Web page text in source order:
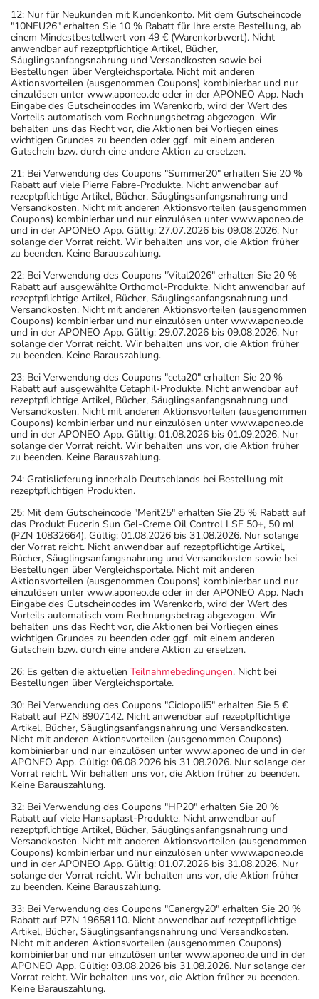
12: Nur für Neukunden mit Kundenkonto. Mit dem Gutscheincode
"10NEU26" erhalten Sie 10 % Rabatt für Ihre erste Bestellung, ab
einem Mindestbestellwert von 49 € (Warenkorbwert). Nicht
anwendbar auf rezeptpflichtige Artikel, Bücher,
Säuglingsanfangsnahrung und Versandkosten sowie bei
Bestellungen über Vergleichsportale. Nicht mit anderen
Aktionsvorteilen (ausgenommen Coupons) kombinierbar und nur
einzulösen unter www.aponeo.de oder in der APONEO App. Nach
Eingabe des Gutscheincodes im Warenkorb, wird der Wert des
Vorteils automatisch vom Rechnungsbetrag abgezogen. Wir
behalten uns das Recht vor, die Aktionen bei Vorliegen eines
wichtigen Grundes zu beenden oder ggf. mit einem anderen
Gutschein bzw. durch eine andere Aktion zu ersetzen.
21: Bei Verwendung des Coupons "Summer20" erhalten Sie 20 %
Rabatt auf viele Pierre Fabre-Produkte. Nicht anwendbar auf
rezeptpflichtige Artikel, Bücher, Säuglingsanfangsnahrung und
Versandkosten. Nicht mit anderen Aktionsvorteilen (ausgenommen
Coupons) kombinierbar und nur einzulösen unter www.aponeo.de
und in der APONEO App. Gültig: 27.07.2026 bis 09.08.2026. Nur
solange der Vorrat reicht. Wir behalten uns vor, die Aktion früher
zu beenden. Keine Barauszahlung.
22: Bei Verwendung des Coupons "Vital2026" erhalten Sie 20 %
Rabatt auf ausgewählte Orthomol-Produkte. Nicht anwendbar auf
rezeptpflichtige Artikel, Bücher, Säuglingsanfangsnahrung und
Versandkosten. Nicht mit anderen Aktionsvorteilen (ausgenommen
Coupons) kombinierbar und nur einzulösen unter www.aponeo.de
und in der APONEO App. Gültig: 29.07.2026 bis 09.08.2026. Nur
solange der Vorrat reicht. Wir behalten uns vor, die Aktion früher
zu beenden. Keine Barauszahlung.
23: Bei Verwendung des Coupons "ceta20" erhalten Sie 20 %
Rabatt auf ausgewählte Cetaphil-Produkte. Nicht anwendbar auf
rezeptpflichtige Artikel, Bücher, Säuglingsanfangsnahrung und
Versandkosten. Nicht mit anderen Aktionsvorteilen (ausgenommen
Coupons) kombinierbar und nur einzulösen unter www.aponeo.de
und in der APONEO App. Gültig: 01.08.2026 bis 01.09.2026. Nur
solange der Vorrat reicht. Wir behalten uns vor, die Aktion früher
zu beenden. Keine Barauszahlung.
24: Gratislieferung innerhalb Deutschlands bei Bestellung mit
rezeptpflichtigen Produkten.
25: Mit dem Gutscheincode "Merit25" erhalten Sie 25 % Rabatt auf
das Produkt Eucerin Sun Gel-Creme Oil Control LSF 50+, 50 ml
(PZN 10832664). Gültig: 01.08.2026 bis 31.08.2026. Nur solange
der Vorrat reicht. Nicht anwendbar auf rezeptpflichtige Artikel,
Bücher, Säuglingsanfangsnahrung und Versandkosten sowie bei
Bestellungen über Vergleichsportale. Nicht mit anderen
Aktionsvorteilen (ausgenommen Coupons) kombinierbar und nur
einzulösen unter www.aponeo.de oder in der APONEO App. Nach
Eingabe des Gutscheincodes im Warenkorb, wird der Wert des
Vorteils automatisch vom Rechnungsbetrag abgezogen. Wir
behalten uns das Recht vor, die Aktionen bei Vorliegen eines
wichtigen Grundes zu beenden oder ggf. mit einem anderen
Gutschein bzw. durch eine andere Aktion zu ersetzen.
26: Es gelten die aktuellen Teilnahmebedingungen. Nicht bei
Bestellungen über Vergleichsportale.
30: Bei Verwendung des Coupons "Ciclopoli5" erhalten Sie 5 €
Rabatt auf PZN 8907142. Nicht anwendbar auf rezeptpflichtige
Artikel, Bücher, Säuglingsanfangsnahrung und Versandkosten.
Nicht mit anderen Aktionsvorteilen (ausgenommen Coupons)
kombinierbar und nur einzulösen unter www.aponeo.de und in der
APONEO App. Gültig: 06.08.2026 bis 31.08.2026. Nur solange der
Vorrat reicht. Wir behalten uns vor, die Aktion früher zu beenden.
Keine Barauszahlung.
32: Bei Verwendung des Coupons "HP20" erhalten Sie 20 %
Rabatt auf viele Hansaplast-Produkte. Nicht anwendbar auf
rezeptpflichtige Artikel, Bücher, Säuglingsanfangsnahrung und
Versandkosten. Nicht mit anderen Aktionsvorteilen (ausgenommen
Coupons) kombinierbar und nur einzulösen unter www.aponeo.de
und in der APONEO App. Gültig: 01.07.2026 bis 31.08.2026. Nur
solange der Vorrat reicht. Wir behalten uns vor, die Aktion früher
zu beenden. Keine Barauszahlung.
33: Bei Verwendung des Coupons "Canergy20" erhalten Sie 20 %
Rabatt auf PZN 19658110. Nicht anwendbar auf rezeptpflichtige
Artikel, Bücher, Säuglingsanfangsnahrung und Versandkosten.
Nicht mit anderen Aktionsvorteilen (ausgenommen Coupons)
kombinierbar und nur einzulösen unter www.aponeo.de und in der
APONEO App. Gültig: 03.08.2026 bis 31.08.2026. Nur solange der
Vorrat reicht. Wir behalten uns vor, die Aktion früher zu beenden.
Keine Barauszahlung.